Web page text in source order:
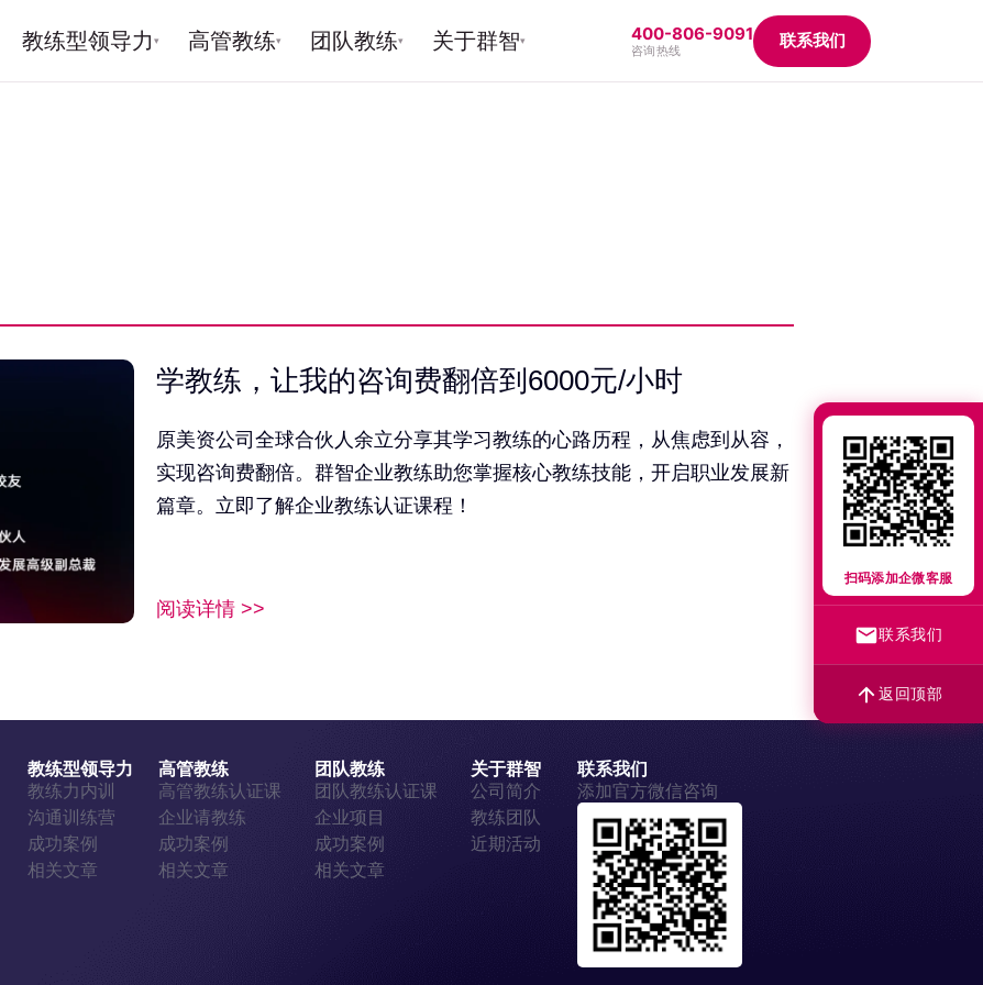
教练型领导力 ▾ 高管教练▾ 团队教练▾ 关于群智▾ 400-806-9091
咨询热线 联系我们
学教练，让我的咨询费翻倍到6000元/小时
原美资公司全球合伙人余立分享其学习教练的心路历程，从焦虑到从容，
实现咨询费翻倍。群智企业教练助您掌握核心教练技能，开启职业发展新
篇章。立即了解企业教练认证课程！
阅读详情 >>
教练型领导力
教练力内训
沟通训练营
成功案例
相关文章
高管教练
高管教练认证课
企业请教练
成功案例
相关文章
团队教练
团队教练认证课
企业项目
成功案例
相关文章
关于群智
公司简介
教练团队
近期活动
联系我们
添加官方微信咨询
扫码添加企微客服
联系我们
返回顶部